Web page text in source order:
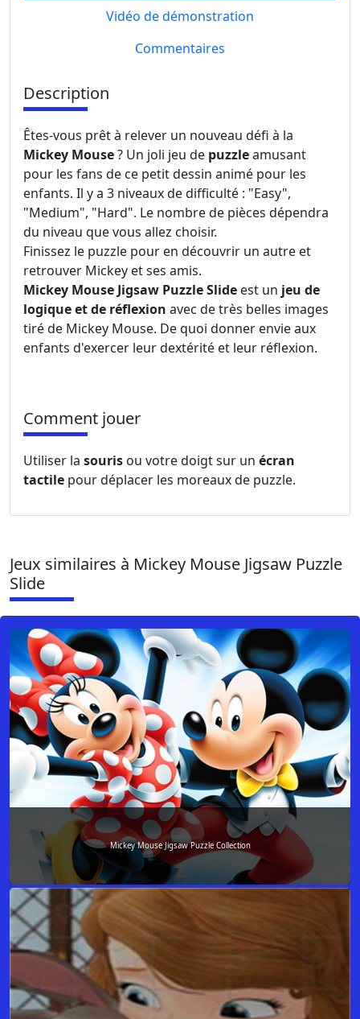
Vidéo de démonstration
Commentaires
Description
Êtes-vous prêt à relever un nouveau défi à la
Mickey Mouse? Un joli jeu de puzzleamusant
pour les fans de ce petit dessin animé pour les
enfants. Il y a 3 niveaux de difficulté : "Easy",
"Medium", "Hard". Le nombre de pièces dépendra
du niveau que vous allez choisir.
Finissez le puzzle pour en découvrir un autre et
retrouver Mickey et ses amis.
Mickey Mouse Jigsaw Puzzle Slide est un jeu de
logique et de réflexion avec de très belles images
tiré de Mickey Mouse. De quoi donner envie aux
enfants d'exercer leur dextérité et leur réflexion.
Comment jouer
Utiliser la souris ou votre doigt sur un écran
tactile pour déplacer les moreaux de puzzle.
Jeux similaires à Mickey Mouse Jigsaw Puzzle
Slide
Mickey Mouse Jigsaw Puzzle Collection